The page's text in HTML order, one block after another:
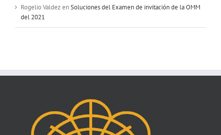
Rogelio ValdezenSoluciones del Examen de invitación de la OMM
del 2021